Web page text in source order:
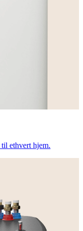
til ethvert hjem.